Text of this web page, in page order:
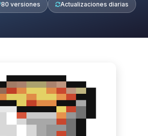
80 versiones Actualizaciones diarias